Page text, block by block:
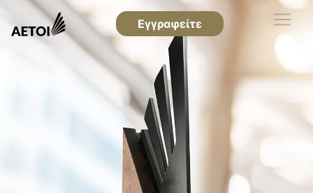
Εγγραφείτε